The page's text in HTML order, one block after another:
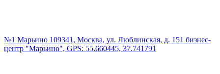
№1 Марьино 109341, Москва, ул. Люблинская, д. 151 бизнес-
центр "Марьино", GPS: 55.660445, 37.741791